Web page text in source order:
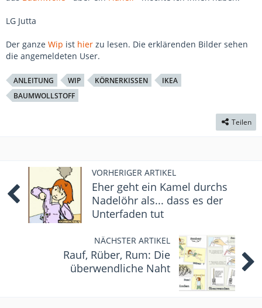
LG Jutta
Der ganze Wip ist hier zu lesen. Die erklärenden Bilder sehen
die angemeldeten User.
ANLEITUNG WIP KÖRNERKISSEN
IKEA
BAUMWOLLSTOFF
Teilen
VORHERIGER ARTIKEL
Eher geht ein Kamel durchs
Nadelöhr als... dass es der
Unterfaden tut
NÄCHSTER ARTIKEL
Rauf, Rüber, Rum: Die
überwendliche Naht